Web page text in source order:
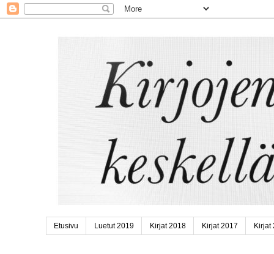
Etusivu Luetut 2019 Kirjat 2018 Kirjat 2017 Kirjat